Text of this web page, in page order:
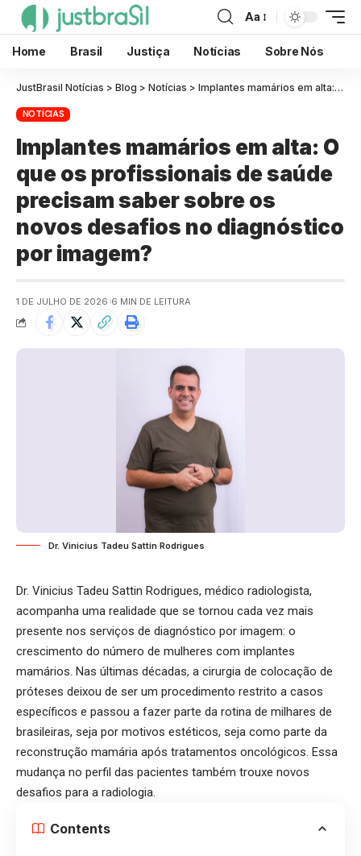
Aa
Home Brasil Justiça Notícias Sobre Nós
JustBrasil Notícias > Blog > Notícias > Implantes mamários em alta: O que os profissionais de saúde precisam saber sobre os novos desafios no diagnóstico por imagem?
NOTÍCIAS
Implantes mamários em alta: O
que os profissionais de saúde
precisam saber sobre os
novos desafios no diagnóstico
por imagem?
1 DE JULHO DE 2026 6 MIN DE LEITURA
Dr. Vinicius Tadeu Sattin Rodrigues
Dr. Vinicius Tadeu Sattin Rodrigues, médico radiologista,
acompanha uma realidade que se tornou cada vez mais
presente nos serviços de diagnóstico por imagem: o
crescimento do número de mulheres com implantes
mamários. Nas últimas décadas, a cirurgia de colocação de
próteses deixou de ser um procedimento restrito a casos
específicos e passou a fazer parte da rotina de milhares de
brasileiras, seja por motivos estéticos, seja como parte da
reconstrução mamária após tratamentos oncológicos. Essa
mudança no perfil das pacientes também trouxe novos
desafios para a radiologia.
Contents